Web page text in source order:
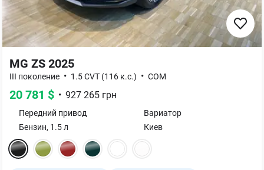
MG ZS 2025
III поколение • 1.5 CVT (116 к.с.) • COM
20 781 $ • 927 265 грн
Передний привод
Вариатор
Бензин, 1.5л Киев